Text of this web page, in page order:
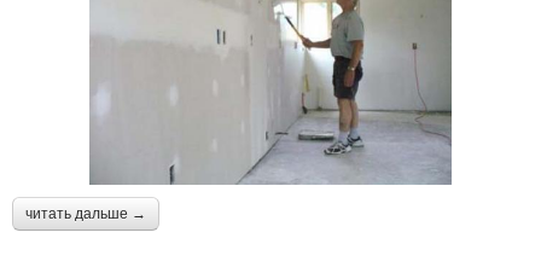
читать дальше →